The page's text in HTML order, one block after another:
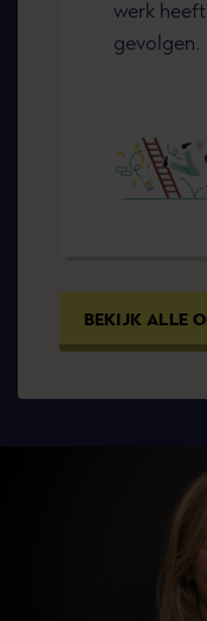
werk
gevolgen.
BEKIJK ALLE